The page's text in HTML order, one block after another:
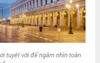
tuyệt vời để ngắm nhìn toàn